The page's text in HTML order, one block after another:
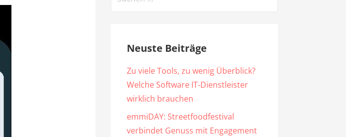
Neuste Beiträge
Zu viele Tools, zu wenig Überblick?
Welche Software IT-Dienstleister
wirklich brauchen
emmiDAY: Streetfoodfestival
verbindet Genuss mit Engagement